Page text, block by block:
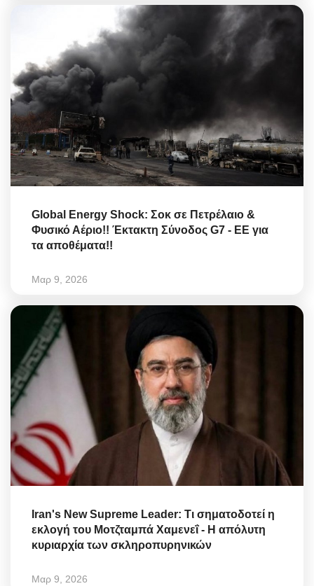
Global Energy Shock: Σοκ σε Πετρέλαιο &
Φυσικό Αέριο!! Έκτακτη Σύνοδος G7 - ΕΕ για
τα αποθέματα!!
Μαρ 9, 2026
Iran's New Supreme Leader: Τι σηματοδοτεί η
εκλογή του Μοτζταμπά Χαμενεΐ - Η απόλυτη
κυριαρχία των σκληροπυρηνικών
Μαρ 9, 2026